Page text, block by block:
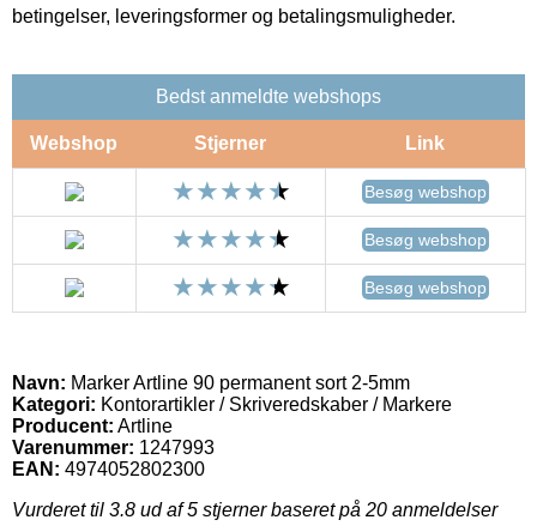
betingelser, leveringsformer og betalingsmuligheder.
Bedst anmeldte webshops
Webshop Stjerner Link
Besøg webshop
Besøg webshop
Besøg webshop
Navn: Marker Artline 90 permanent sort 2-5mm
Kategori: Kontorartikler / Skriveredskaber / Markere
Producent: Artline
Varenummer: 1247993
EAN: 4974052802300
Vurderet til 3.8 ud af 5 stjerner baseret på 20 anmeldelser